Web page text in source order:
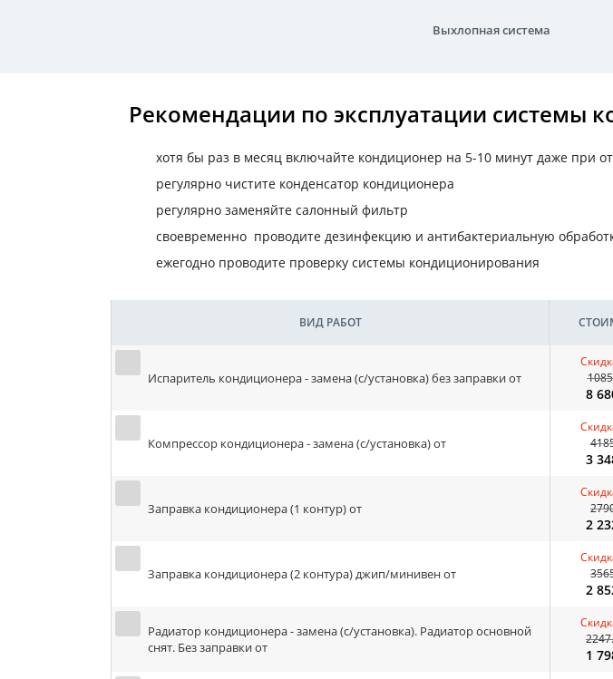
Выхлопная система
Рекомендации по эксплуатации системы
хотя бы раз в месяц включайте кондиционер на 5-10 минут даже при
регулярно чистите конденсатор кондиционера
регулярно заменяйте салонный фильтр
своевременно проводите дезинфекцию и антибактериальную
ежегодно проводите проверку системы кондиционирования
ВИД РАБОТ
Испаритель кондиционера - замена (с/установка) без заправки от
8
Компрессор кондиционера - замена (с/установка) от
3
Заправка кондиционера (1 контур) от
2
Заправка кондиционера (2 контура) джип/минивен от
2
Радиатор кондиционера - замена (с/установка). Радиатор основной
снят. Без заправки от
1